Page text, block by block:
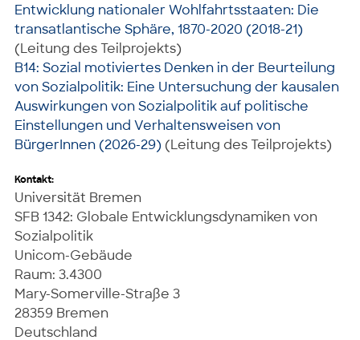
Entwicklung nationaler Wohlfahrtsstaaten: Die
transatlantische Sphäre, 1870-2020 (2018-21)
(Leitung des Teilprojekts)
B14: Sozial motiviertes Denken in der Beurteilung
von Sozialpolitik: Eine Untersuchung der kausalen
Auswirkungen von Sozialpolitik auf politische
Einstellungen und Verhaltensweisen von
BürgerInnen (2026-29) (Leitung des Teilprojekts)
Kontakt:
Universität Bremen
SFB 1342: Globale Entwicklungsdynamiken von
Sozialpolitik
Unicom-Gebäude
Raum: 3.4300
Mary-Somerville-Straße 3
28359 Bremen
Deutschland